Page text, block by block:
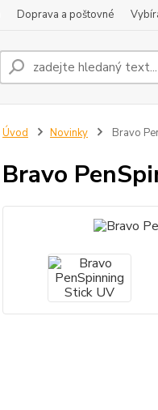
Doprava a poštovné
Úvod Novinky Bravo
Bravo